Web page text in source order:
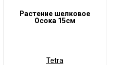
Растение шелковое
Осока 15см
Tetra